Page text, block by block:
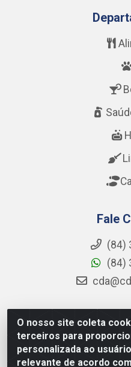
O nosso site coleta
terceiros para
personalizada ao
relevante de acordo
Fale
(84)
(84)
CDA Distribuidora -
Parnamirim,